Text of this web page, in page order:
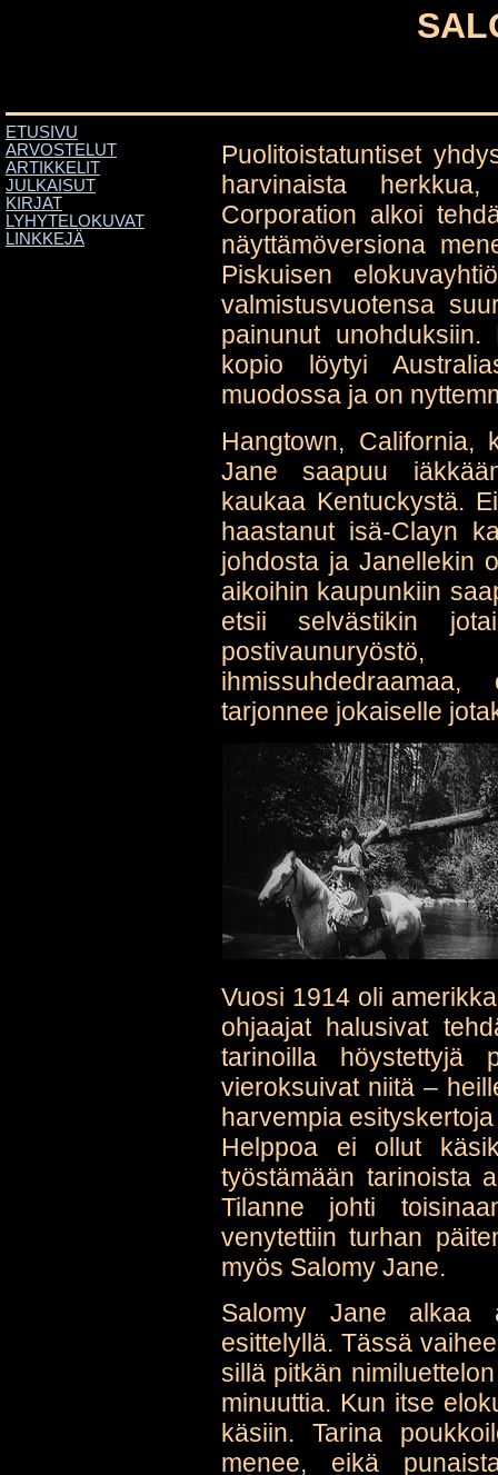
ETUSIVU
ARVOSTELUT
ARTIKKELIT
JULKAISUT
KIRJAT
LYHYTELOKUVAT
LINKKEJÄ
Puolitoistatuntiset
harvinaista
Corporation alkoi
näyttämöversiona
Piskuisen
valmistusvuotensa
painunut
kopio löytyi
muodossa ja on
Hangtown,
Jane saapuu
kaukaa Kentuckystä.
haastanut isä-Clayn
johdosta ja Janellekin
aikoihin kaupunkiin
etsii selvästikin
tarjonnee jokaiselle
Vuosi 1914 oli
ohjaajat halusivat
tarinoilla höystettyjä
vieroksuivat niitä –
harvempia
Helppoa ei ollut
työstämään tarinoista
Tilanne johti
venytettiin turhan
myös Salomy Jane.
Salomy Jane alkaa
esittelyllä. Tässä
sillä pitkän
minuuttia. Kun itse
käsiin. Tarina
menee, eikä